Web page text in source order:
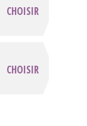
CHOISIR
CHOISIR